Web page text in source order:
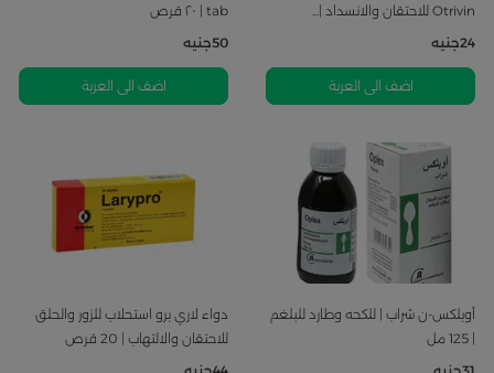
Otrivin للاحتقان والانسداد |...
24جنيه
اضف الى العربة
tab | ٢٠ قرص
50جنيه
اضف الى العربة
أوبلكس-ن شراب | للكحه وطارد للبلغم
دواء لاري برو استحلاب للزور والحلق
للاحتقان والالتهاب | 20 قرص